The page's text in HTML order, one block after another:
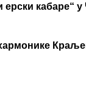
кабаре“ у